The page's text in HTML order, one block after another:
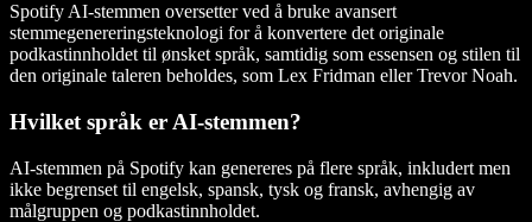
Spotify AI-stemmen oversetter ved å bruke avansert
stemmegenereringsteknologi for å konvertere det originale
podkastinnholdet til ønsket språk, samtidig som essensen og stilen til
den originale taleren beholdes, som Lex Fridman eller Trevor Noah.
Hvilket språk er AI-stemmen?
AI-stemmen på Spotify kan genereres på flere språk, inkludert men
ikke begrenset til engelsk, spansk, tysk og fransk, avhengig av
målgruppen og podkastinnholdet.